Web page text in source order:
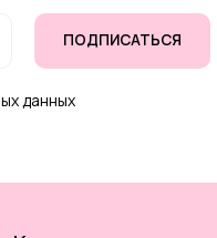
ПОДПИСАТЬСЯ
данных